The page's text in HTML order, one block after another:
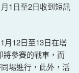
1日至2日收到短訊
月12日至13日在塔
將參賽的戰車，而
場進行，此外，活